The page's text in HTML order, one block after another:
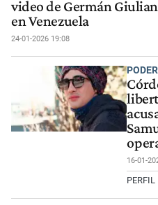
video de Germán
en Venezuela
24-01-2026 19:08
16-01-
PERFIL